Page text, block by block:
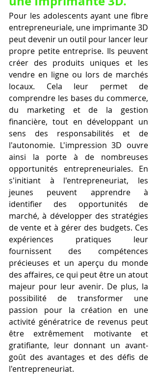
Pour les adolescents ayant une fibre
entrepreneuriale, une imprimante 3D
peut devenir un outil pour lancer leur
propre petite entreprise. Ils peuvent
créer des produits uniques et les
vendre en ligne ou lors de marchés
locaux. Cela leur permet de
comprendre les bases du commerce,
du marketing et de la gestion
financière, tout en développant un
sens des responsabilités et de
l'autonomie. L'impression 3D ouvre
ainsi la porte à de nombreuses
opportunités entrepreneuriales. En
s'initiant à l'entrepreneuriat, les
jeunes peuvent apprendre à
identifier des opportunités de
marché, à développer des stratégies
de vente et à gérer des budgets. Ces
expériences pratiques leur
fournissent des compétences
précieuses et un aperçu du monde
des affaires, ce qui peut être un atout
majeur pour leur avenir. De plus, la
possibilité de transformer une
passion pour la création en une
activité génératrice de revenus peut
être extrêmement motivante et
gratifiante, leur donnant un avant-
goût des avantages et des défis de
l'entrepreneuriat.